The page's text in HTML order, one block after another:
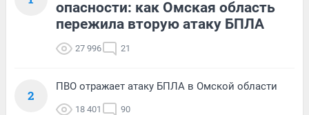
опасности: как Омская область
пережила вторую атаку БПЛА
27 996 21
2
ПВО отражает атаку БПЛА в Омской области
18 401 90